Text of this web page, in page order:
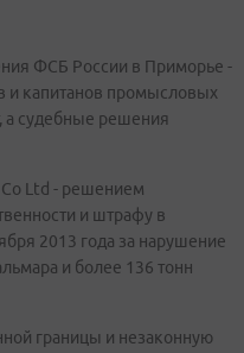
ФСБ России в Приморье -
и капитанов промысловых
а судебные решения
Co Ltd - решением
и штрафу в
2013 года за нарушение
и более 136 тонн
границы и незаконную